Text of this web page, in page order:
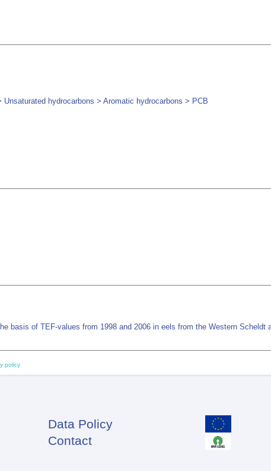
hydrocarbons > Aromatic hydrocarbons > PCB
basis of TEF-values from 1998 and 2006 in eels from the Western Scheldt
policy
Footer
Data Policy
Contact